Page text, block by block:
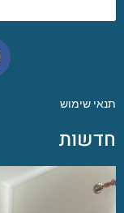
תנאי שימוש
חדשות